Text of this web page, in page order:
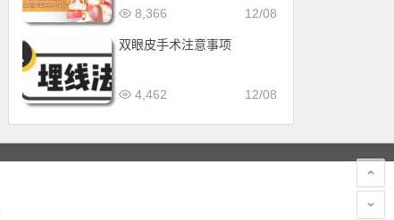
朵穴位
12/08
8,366
双眼皮手术注意事项
12/08
4,462